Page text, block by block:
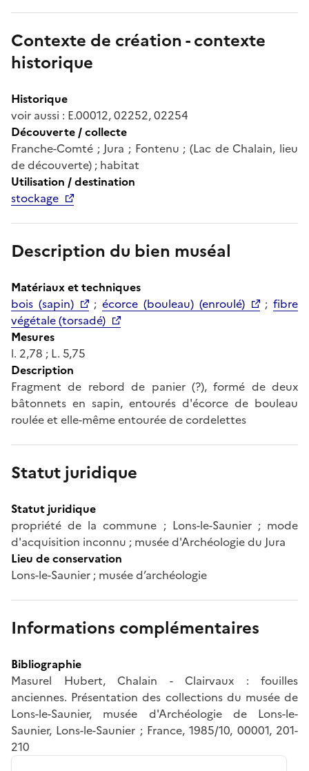
Contexte de création - contexte
historique
Historique
voir aussi : E.00012, 02252, 02254
Découverte / collecte
Franche-Comté ; Jura ; Fontenu ; (Lac de Chalain, lieu
de découverte) ; habitat
Utilisation / destination
stockage
Description du bien muséal
Matériaux et techniques
bois (sapin)
;écorce (bouleau) (enroulé) ;fibre
végétale (torsadé)
Mesures
l. 2,78 ; L. 5,75
Description
Fragment de rebord de panier (?), formé de deux
bâtonnets en sapin, entourés d'écorce de bouleau
roulée et elle-même entourée de cordelettes
Statut juridique
Statut juridique
propriété de la commune ; Lons-le-Saunier ; mode
d'acquisition inconnu ; musée d'Archéologie du Jura
Lieu de conservation
Lons-le-Saunier ; musée d’archéologie
Informations complémentaires
Bibliographie
Masurel Hubert, Chalain - Clairvaux : fouilles
anciennes. Présentation des collections du musée de
Lons-le-Saunier, musée d'Archéologie de Lons-le-
Saunier, Lons-le-Saunier ; France, 1985/10, 00001, 201-
210